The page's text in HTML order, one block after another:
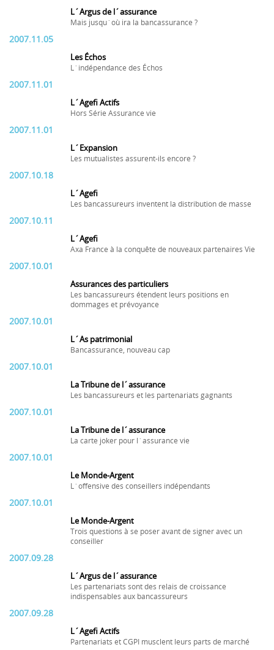
L´Argus de l´assurance
Mais jusqu´où ira la bancassurance ?
2007.11.05
Les Échos
L´indépendance des Échos
2007.11.01
L´Agefi Actifs
Hors Série Assurance vie
2007.11.01
L´Expansion
Les mutualistes assurent-ils encore ?
2007.10.18
L´Agefi
Les bancassureurs inventent la distribution de masse
2007.10.11
L´Agefi
Axa France à la conquête de nouveaux partenaires Vie
2007.10.01
Assurances des particuliers
Les bancassureurs étendent leurs positions en
dommages et prévoyance
2007.10.01
L´As patrimonial
Bancassurance, nouveau cap
2007.10.01
La Tribune de l´assurance
Les bancassureurs et les partenariats gagnants
2007.10.01
La Tribune de l´assurance
La carte joker pour l´assurance vie
2007.10.01
Le Monde-Argent
L´offensive des conseillers indépendants
2007.10.01
Le Monde-Argent
Trois questions à se poser avant de signer avec un
conseiller
2007.09.28
L´Argus de l´assurance
Les partenariats sont des relais de croissance
indispensables aux bancassureurs
2007.09.28
L´Agefi Actifs
Partenariats et CGPI musclent leurs parts de marché